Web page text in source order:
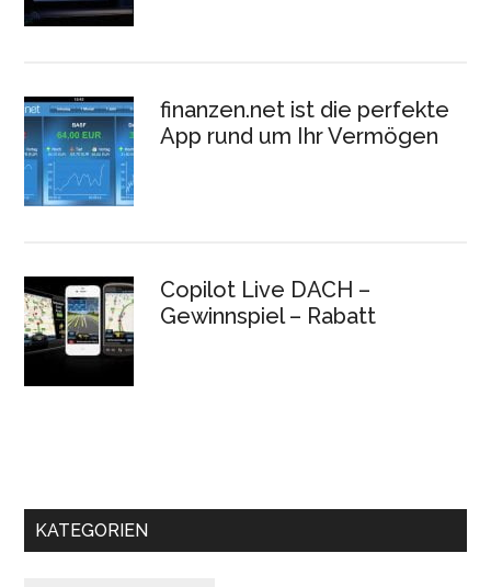
finanzen.net ist die perfekte
App rund um Ihr Vermögen
Copilot Live DACH –
Gewinnspiel – Rabatt
KATEGORIEN